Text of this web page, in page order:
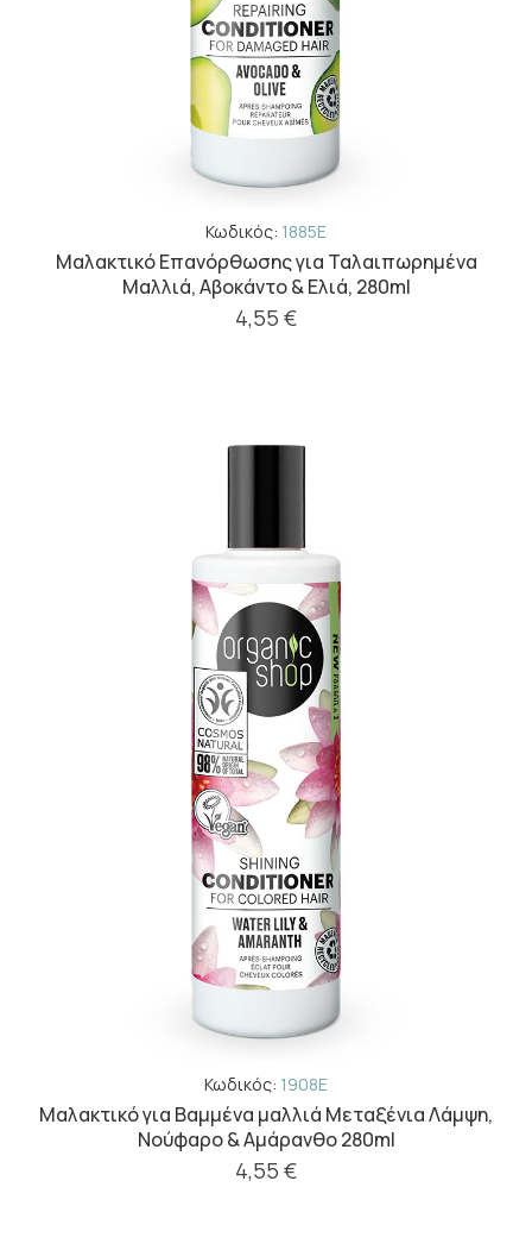
Κωδικός: 1885E
Μαλακτικό Επανόρθωσης για Ταλαιπωρημένα
Μαλλιά, Αβοκάντο & Ελιά, 280ml
4,55 €
Κωδικός: 1908E
Μαλακτικό για Βαμμένα μαλλιά Mεταξένια Λάμψη,
Νούφαρο & Αμάρανθο 280ml
4,55 €